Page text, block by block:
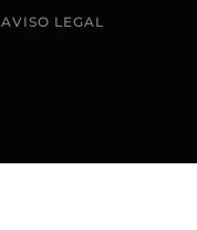
AVISO LEGAL